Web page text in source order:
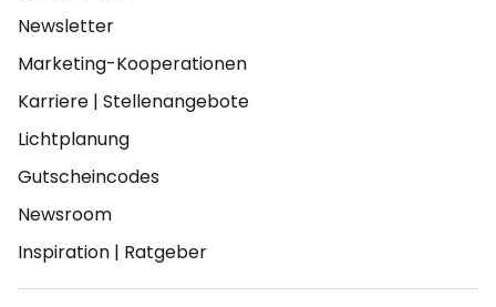
Newsletter
Marketing-Kooperationen
Karriere | Stellenangebote
Lichtplanung
Gutscheincodes
Newsroom
Inspiration | Ratgeber